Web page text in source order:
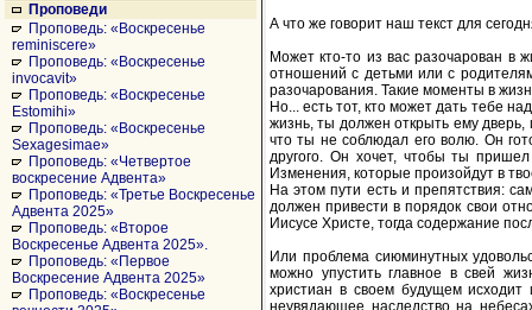
Проповеди
Проповедь: «Воскресенье
reminiscere»
Проповедь: «Воскресенье
invocavit»
Проповедь: «Воскресенье
Estomihi»
Проповедь: «Воскресенье
Sexagesimae»
Проповедь: «Четвертое
воскресение Адвента»
Проповедь: «Третье Воскресенье
Адвента 2025»
Проповедь: «Второе
Воскресенье Адвента 2025».
Проповедь: «Первое
Воскресение Адвента 2025»
Проповедь: «Воскресенье
А что же говорит наш текст для
Может кто-то из вас разочарован в
отношений с детьми или с
разочарования. Такие моменты в
Но... есть тот, кто может дать тебе
жизнь, ты должен открыть ему дверь,
что ты не соблюдал его волю. Он
другого. Он хочет, чтобы ты
Изменения, которые произойдут в
На этом пути есть и препятствия:
должен привести в порядок свои
Иисусе Христе, тогда содержание
Или проблема сиюминутных
можно упустить главное в свей
христиан в своем будущем
неувядающее наследство на